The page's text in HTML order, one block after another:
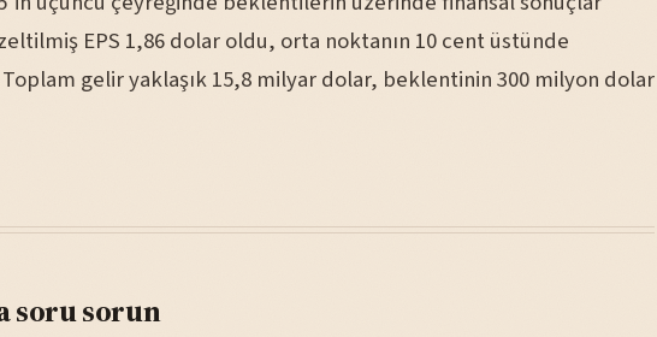
EPS 1,86 dolar oldu, orta noktanın 10 cent üstünde
gelir yaklaşık 15,8 milyar dolar, beklentinin 300 milyon dolar
soru sorun